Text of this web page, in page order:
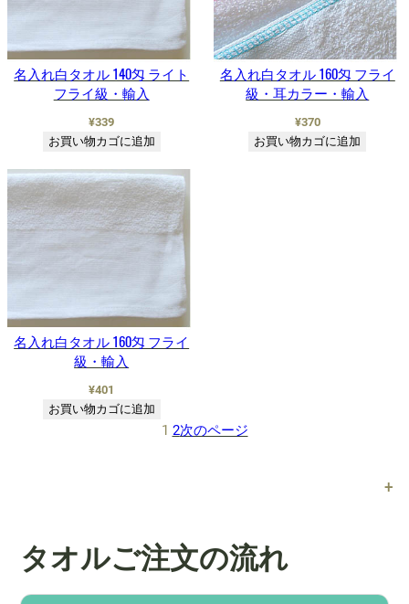
名入れ白タオル 140匁 ライト
フライ級・輸入
¥339
お買い物カゴに追加
名入れ白タオル 160匁 フライ
級・耳カラー・輸入
¥370
お買い物カゴに追加
名入れ白タオル 160匁 フライ
級・輸入
¥401
お買い物カゴに追加
1 2次のページ
+
タオルご注文の流れ